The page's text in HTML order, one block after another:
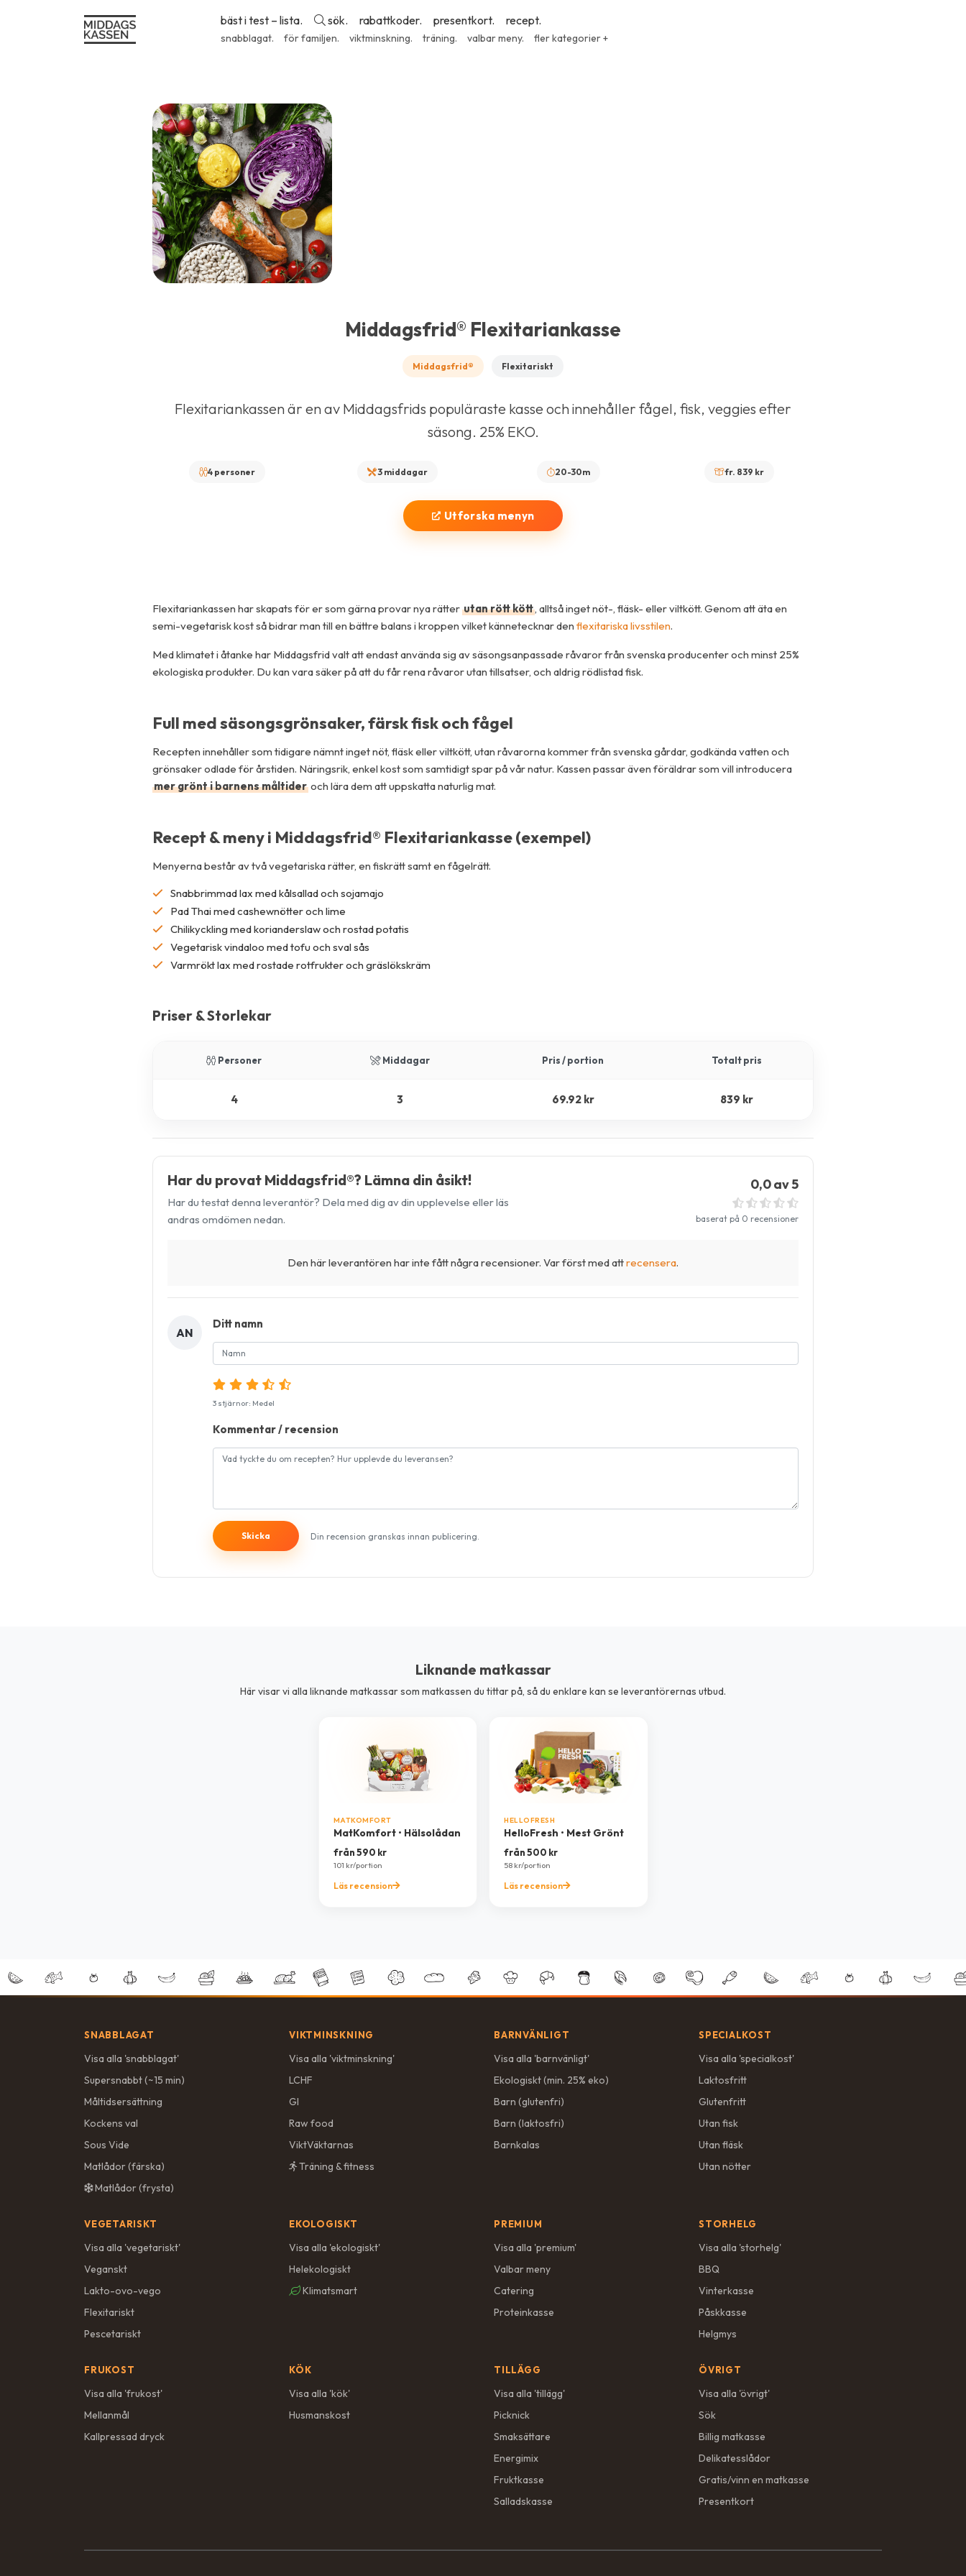
bäst i test – lista. sök. rabattkoder. presentkort. recept.
snabblagat. för familjen. viktminskning. träning. valbar meny. fler kategorier +
Middagsfrid® Flexitariankasse
Middagsfrid® Flexitariskt
Flexitariankassen är en av Middagsfrids populäraste kasse och innehåller fågel, fisk, veggies efter
säsong. 25% EKO.
4 personer 3 middagar 20-30m fr. 839 kr
Utforska menyn
Flexitariankassen har skapats för er som gärna provar nya rätter utan rött kött, alltså inget nöt-, fläsk- eller viltkött. Genom att äta en
semi-vegetarisk kost så bidrar man till en bättre balans i kroppen vilket kännetecknar den flexitariska livsstilen.
Med klimatet i åtanke har Middagsfrid valt att endast använda sig av säsongsanpassade råvaror från svenska producenter och minst 25%
ekologiska produkter. Du kan vara säker på att du får rena råvaror utan tillsatser, och aldrig rödlistad fisk.
Full med säsongsgrönsaker, färsk fisk och fågel
Recepten innehåller som tidigare nämnt inget nöt, fläsk eller viltkött, utan råvarorna kommer från svenska gårdar, godkända vatten och
grönsaker odlade för årstiden. Näringsrik, enkel kost som samtidigt spar på vår natur. Kassen passar även föräldrar som vill introducera
mer grönt i barnens måltider och lära dem att uppskatta naturlig mat.
Recept & meny i Middagsfrid® Flexitariankasse (exempel)
Menyerna består av två vegetariska rätter, en fiskrätt samt en fågelrätt.
Snabbrimmad lax med kålsallad och sojamajo
Pad Thai med cashewnötter och lime
Chilikyckling med korianderslaw och rostad potatis
Vegetarisk vindaloo med tofu och sval sås
Varmrökt lax med rostade rotfrukter och gräslökskräm
Priser & Storlekar
Personer Middagar Pris / portion Totalt pris
4 3 69.92 kr 839 kr
Har du provat Middagsfrid®? Lämna din åsikt!
Har du testat denna leverantör? Dela med dig av din upplevelse eller läs
andras omdömen nedan.
0,0 av 5
baserat på 0 recensioner
Den här leverantören har inte fått några recensioner. Var först med attrecensera.
AN
Ditt namn
3 stjärnor: Medel
Kommentar / recension
Din recension granskas innan publicering.
Liknande matkassar
Här visar vi alla liknande matkassar som matkassen du tittar på, så du enklare kan se leverantörernas utbud.
MATKOMFORT
MatKomfort • Hälsolådan
från 590 kr
101 kr/portion
Läs recension
HELLOFRESH
HelloFresh • Mest Grönt
från 500 kr
58 kr/portion
Läs recension
SNABBLAGAT
Visa alla 'snabblagat'
Supersnabbt (~15 min)
Måltidsersättning
Kockens val
Sous Vide
Matlådor (färska)
Matlådor (frysta)
VIKTMINSKNING
Visa alla 'viktminskning'
LCHF
GI
Raw food
ViktVäktarnas
Träning & fitness
BARNVÄNLIGT
Visa alla 'barnvänligt'
Ekologiskt (min. 25% eko)
Barn (glutenfri)
Barn (laktosfri)
Barnkalas
SPECIALKOST
Visa alla 'specialkost'
Laktosfritt
Glutenfritt
Utan fisk
Utan fläsk
Utan nötter
VEGETARISKT
Visa alla 'vegetariskt'
Veganskt
Lakto-ovo-vego
Flexitariskt
Pescetariskt
EKOLOGISKT
Visa alla 'ekologiskt'
Helekologiskt
Klimatsmart
PREMIUM
Visa alla 'premium'
Valbar meny
Catering
Proteinkasse
STORHELG
Visa alla 'storhelg'
BBQ
Vinterkasse
Påskkasse
Helgmys
FRUKOST
Visa alla 'frukost'
Mellanmål
Kallpressad dryck
KÖK
Visa alla 'kök'
Husmanskost
TILLÄGG
Visa alla 'tillägg'
Picknick
Smaksättare
Energimix
Fruktkasse
Salladskasse
ÖVRIGT
Visa alla 'övrigt'
Sök
Billig matkasse
Delikatesslådor
Gratis/vinn en matkasse
Presentkort